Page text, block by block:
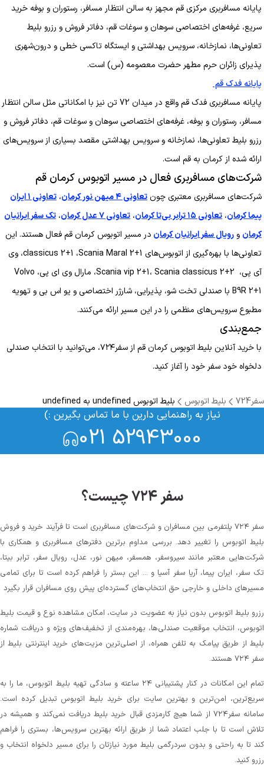
پایانه مسافربری مرکزی قم مجهز به سالن انتظار مسافر، رستوران و بوفه خرید
سریع، غرفه‌های اختصاصی سوهان و سوغات قم، دفاتر فروش و رزرو بلیط
تعاونی‌ها، نمازخانه، سرویس بهداشتی و ایستگاه تاکسی خطی و درون‌شهری
پذیرای زائران حرم مطهر حضرت معصومه (س) است.
پایانه فدک قم
پایانه مسافربری فدک قم واقع در میدان 72 تن نیز با امکاناتی مثل سالن انتظار
مسافر، رستوران و بوفه، غرفه‌های اختصاصی سوهان و سوغات قم، دفاتر فروش و
رزرو بلیط تعاونی‌ها، نمازخانه و سرویس بهداشتی مقصد بسیاری از سرویس‌های
ارائه شده از کرمان به قم است.
شرکت‌های مسافربری فعال در مسیر اتوبوس کرمان قم
شرکت‌های مسافربری معتبری چونتعاونی ۴ میهن نور کرمان ،
تعاونی ۱ ایران
پیما کرمان، تعاونی ۱۵ ترابر بی‌تا کرمان ، تعاونی ۷ عدل کرمان ، تک سفر ایرانیان
کرمان و رویال سفر ایرانیان کرمان در مسیر اتوبوس کرمان قم فعال هستند. این
تعاونی‌ها با بهره‌گیری از اتوبوس‌های classicus 2+1 ،Scania Maral 2+1، وی
آی پی، Scania vip 2+1، Scania classicus 2+2، مارال وی ای پی، Volvo
B9R 2+1 با صندلی تخت شو، پذیرایی، شارژر اختصاصی و یو اس بی و تهویه
مطبوع سرویس‌های منظمی را در این مسیر ارائه می‌کنند.
جمع‌بندی
با خرید آنلاین بلیط اتوبوس کرمان قم از سفر۷۲۴، می‌توانید با انتخاب صندلی
دلخواه خود سفر خود را آغاز کنید.
سفر724 بلیط اتوبوس بلیط اتوبوس undefined به undefined
نیاز به راهنمایی دارین با ما تماس بگیرین :)
021 52943000
سفر ۷۲۴ چیست؟
سفر ۷۲۴ پلتفرمی بین مسافران و شرکت‌های مسافربری است تا فرآیند خرید و فروش
بلیط اتوبوس را تغییر دهد. بررسی مداوم برترین دفترهای مسافربری و همکاری با
شرکت‌هایی معتبر مانند سیروسفر، همسفر، میهن‌ نور، عدل، رویال سفر، ترابر بیتا،
تک سفر، ایران پیما، آریا سفر آسیا و ... این بستر را فراهم کرده است تا برای تمامی
مسیرهای داخلی و خارجی حق انتخاب‌های گسترده‌ای پیش روی مسافران قرار بگیرد
رزرو بلیط اتوبوس بدون نیاز به عضویت در سایت، امکان مشاهده نوع و قیمت بلیط
اتوبوس، انتخاب موقعیت صندلی‌ها، بهره‌مندی از تخفیف‌های ویژه و دریافت شماره‌
بلیط از طریق پیامک به تلفن همراه، از اصلی‌ترین مزیت‌های خرید اینترنتی بلیط از
سفر ۷۲۴ هستند.
تمام این امکانات در کنار پشتیبانی‌ ۲۴ ساعته و سادگی تهیه بلیط اتوبوس، ما را به
سریع‌ترین، امن‌ترین و بهترین سایت برای خرید بلیط اتوبوس تبدیل کرده است.
سامانه سفر۷۲۴ از شما هیچ کارمزدی قبال خرید بلیط دریافت نمی‌کند و همیشه در
تلاش است تا با جلب اعتماد شما از طریق ارائه بهترین سرویس‌ها، بستری را فراهم
کند تا به راحتی و بدون سردرگمی بلیط مورد نیازتان را برای مسیر دلخواه انتخاب و
رزرو کنید.